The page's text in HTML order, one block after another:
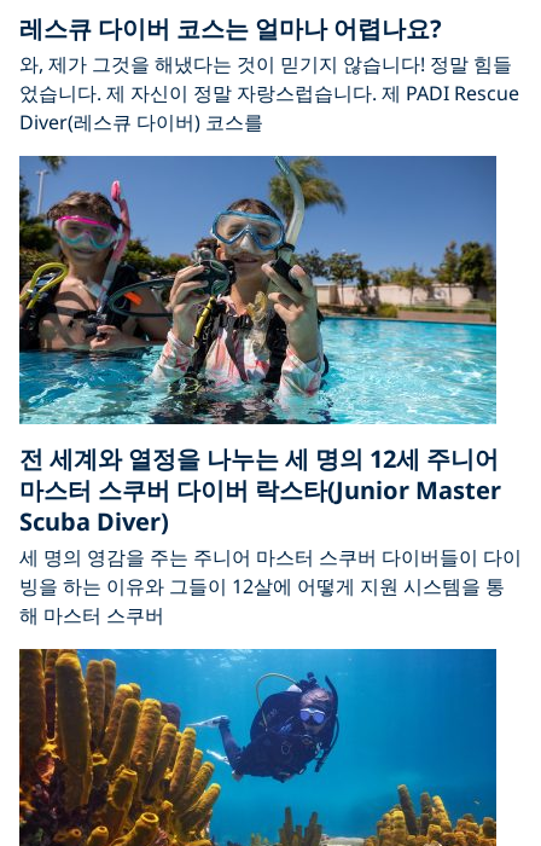
레스큐 다이버 코스는 얼마나 어렵나요?
와, 제가 그것을 해냈다는 것이 믿기지 않습니다! 정말 힘들
었습니다. 제 자신이 정말 자랑스럽습니다. 제 PADI Rescue
Diver(레스큐 다이버) 코스를
전 세계와 열정을 나누는 세 명의 12세 주니어
마스터 스쿠버 다이버 락스타(Junior Master
Scuba Diver)
세 명의 영감을 주는 주니어 마스터 스쿠버 다이버들이 다이
빙을 하는 이유와 그들이 12살에 어떻게 지원 시스템을 통
해 마스터 스쿠버